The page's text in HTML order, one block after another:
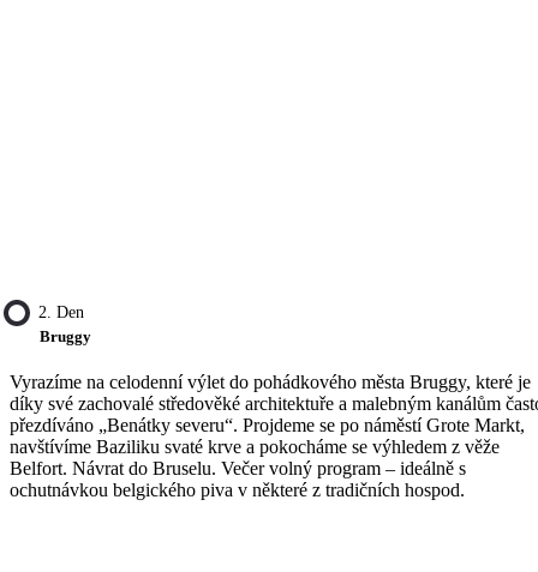
2. Den
Bruggy
Vyrazíme na celodenní výlet do pohádkového města Bruggy, které je
díky své zachovalé středověké architektuře a malebným kanálům
přezdíváno „Benátky severu“. Projdeme se po náměstí Grote Markt,
navštívíme Baziliku svaté krve a pokocháme se výhledem z věže
Belfort. Návrat do Bruselu. Večer volný program – ideálně s
ochutnávkou belgického piva v některé z tradičních hospod.